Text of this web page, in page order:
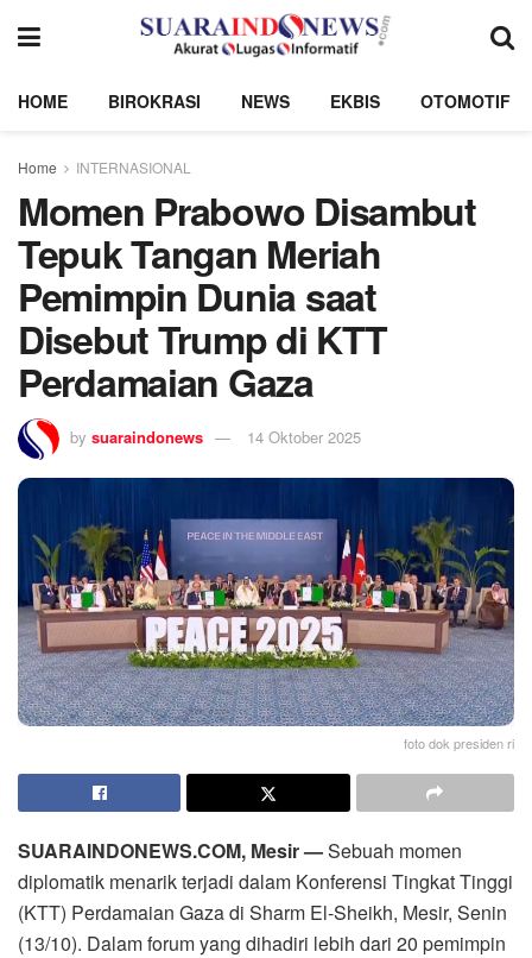
HOME BIROKRASI NEWS EKBIS OTOMOTIF
Home INTERNASIONAL
Momen Prabowo Disambut
Tepuk Tangan Meriah
Pemimpin Dunia saat
Disebut Trump di KTT
Perdamaian Gaza
by suaraindonews 14 Oktober 2025
foto dok presiden ri
SUARAINDONEWS.COM, Mesir —Sebuah momen
diplomatik menarik terjadi dalam Konferensi Tingkat Tinggi
(KTT) Perdamaian Gaza di Sharm El-Sheikh, Mesir, Senin
(13/10). Dalam forum yang dihadiri lebih dari 20 pemimpin